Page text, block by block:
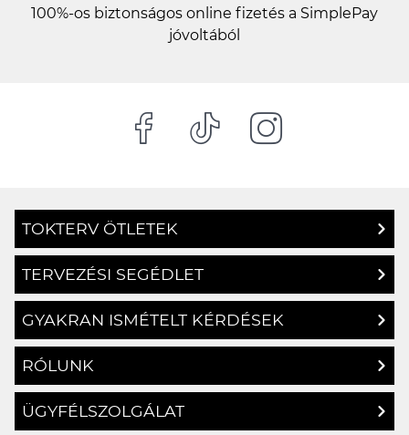
100%-os biztonságos online fizetés a SimplePay
jóvoltából
TOKTERV ÖTLETEK
TERVEZÉSI SEGÉDLET
GYAKRAN ISMÉTELT KÉRDÉSEK
RÓLUNK
ÜGYFÉLSZOLGÁLAT